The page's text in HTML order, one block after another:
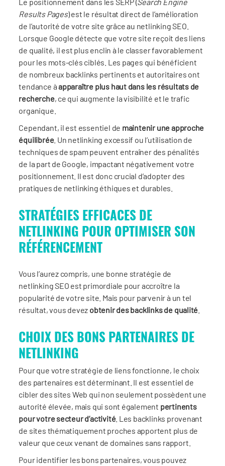
Results Pages) est le résultat direct de l’amélioration
de l’autorité de votre site grâce au netlinking SEO.
Lorsque Google détecte que votre site reçoit des liens
de qualité, il est plus enclin à le classer favorablement
pour les mots-clés ciblés. Les pages qui bénéficient
de nombreux backlinks pertinents et autoritaires ont
tendance àapparaître plus haut dans les résultats de
recherche, ce qui augmente la visibilité et le trafic
organique.
Cependant, il est essentiel de maintenir une approche
équilibrée. Un netlinking excessif ou l’utilisation de
techniques de spam peuvent entraîner des pénalités
de la part de Google, impactant négativement votre
positionnement. Il est donc crucial d’adopter des
pratiques de netlinking éthiques et durables.
STRATÉGIES EFFICACES DE
NETLINKING POUR OPTIMISER SON
RÉFÉRENCEMENT
Vous l’aurez compris, une bonne stratégie de
netlinking SEO est primordiale pour accroître la
popularité de votre site. Mais pour parvenir à un tel
résultat, vous devez obtenir des backlinks de qualité
CHOIX DES BONS PARTENAIRES DE
NETLINKING
Pour que votre stratégie de liens fonctionne, le choix
des partenaires est déterminant. Il est essentiel de
cibler des sites Web qui non seulement possèdent une
autorité élevée, mais qui sont également pertinents
pour votre secteur d’activité. Les backlinks provenant
de sites thématiquement proches apportent plus de
valeur que ceux venant de domaines sans rapport.
Pour identifier les bons partenaires, vous pouvez